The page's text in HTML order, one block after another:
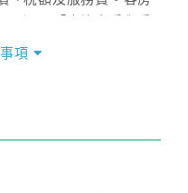
日計算及辦理。
項